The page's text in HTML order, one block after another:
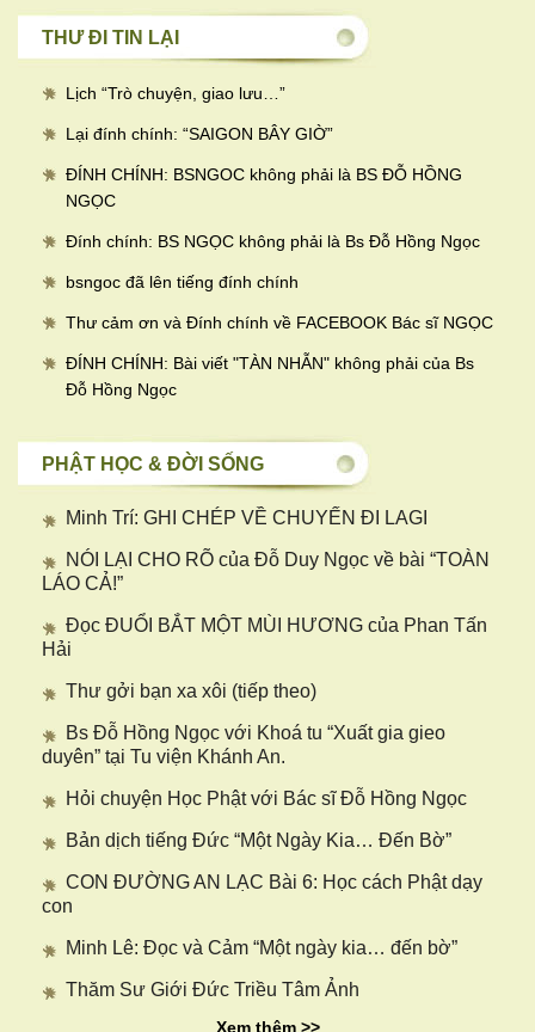
THƯ ĐI TIN LẠI
Lịch “Trò chuyện, giao lưu… ”
Lại đính chính: “SAIGON BÂY GIỜ”
ĐÍNH CHÍNH: BSNGOC không phải là BS ĐỖ HỒNG
NGỌC
Đính chính: BS NGỌC không phải là Bs Đỗ Hồng Ngọc
bsngoc đã lên tiếng đính chính
Thư cảm ơn và Đính chính về FACEBOOK Bác sĩ NGỌC
ĐÍNH CHÍNH: Bài viết "TÀN NHẪN" không phải của Bs
Đỗ Hồng Ngọc
PHẬT HỌC & ĐỜI SỐNG
Minh Trí: GHI CHÉP VỀ CHUYẾN ĐI LAGI
NÓI LẠI CHO RÕ của Đỗ Duy Ngọc về bài “TOÀN
LÁO CẢ!”
Đọc ĐUỔI BẮT MỘT MÙI HƯƠNG của Phan Tấn
Hải
Thư gởi bạn xa xôi (tiếp theo)
Bs Đỗ Hồng Ngọc với Khoá tu “Xuất gia gieo
duyên” tại Tu viện Khánh An.
Hỏi chuyện Học Phật với Bác sĩ Đỗ Hồng Ngọc
Bản dịch tiếng Đức “Một Ngày Kia… Đến Bờ”
CON ĐƯỜNG AN LẠC Bài 6: Học cách Phật dạy
con
Minh Lê: Đọc và Cảm “Một ngày kia… đến bờ”
Thăm Sư Giới Đức Triều Tâm Ảnh
Xem thêm >>